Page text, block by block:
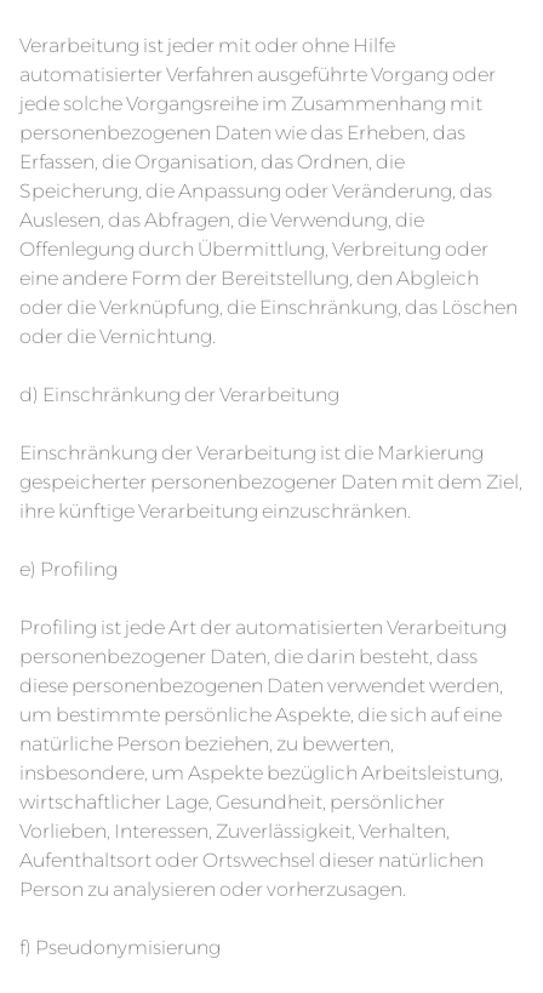
Verarbeitung ist jeder mit oder ohne Hilfe
automatisierter Verfahren ausgeführte Vorgang oder
jede solche Vorgangsreihe im Zusammenhang mit
personenbezogenen Daten wie das Erheben, das
Erfassen, die Organisation, das Ordnen, die
Speicherung, die Anpassung oder Veränderung, das
Auslesen, das Abfragen, die Verwendung, die
Offenlegung durch Übermittlung, Verbreitung oder
eine andere Form der Bereitstellung, den Abgleich
oder die Verknüpfung, die Einschränkung, das Löschen
oder die Vernichtung.
d) Einschränkung der Verarbeitung
Einschränkung der Verarbeitung ist die Markierung
gespeicherter personenbezogener Daten mit dem Ziel,
ihre künftige Verarbeitung einzuschränken.
e) Profiling
Profiling ist jede Art der automatisierten Verarbeitung
personenbezogener Daten, die darin besteht, dass
diese personenbezogenen Daten verwendet werden,
um bestimmte persönliche Aspekte, die sich auf eine
natürliche Person beziehen, zu bewerten,
insbesondere, um Aspekte bezüglich Arbeitsleistung,
wirtschaftlicher Lage, Gesundheit, persönlicher
Vorlieben, Interessen, Zuverlässigkeit, Verhalten,
Aufenthaltsort oder Ortswechsel dieser natürlichen
Person zu analysieren oder vorherzusagen.
f) Pseudonymisierung